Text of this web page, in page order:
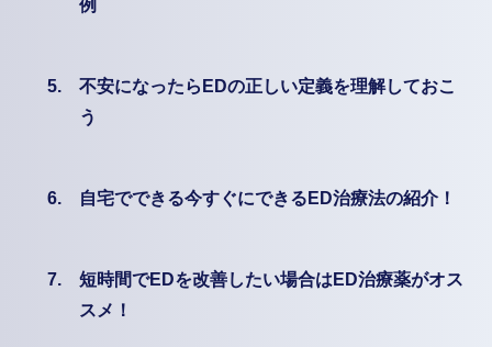
例
5.
不安になったらEDの正しい定義を理解しておこ
う
6. 自宅でできる今すぐにできるED治療法の紹介！
7.
短時間でEDを改善したい場合はED治療薬がオス
スメ！